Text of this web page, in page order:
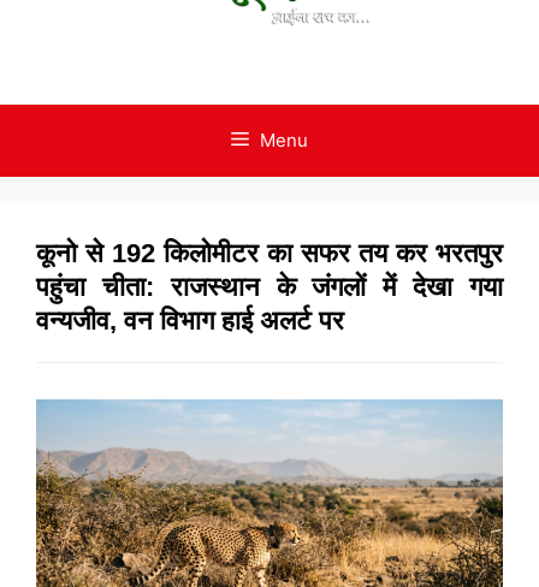
Menu
कूनो से 192 किलोमीटर का सफर तय कर भरतपुर
पहुंचा चीता: राजस्थान के जंगलों में देखा गया
वन्यजीव, वन विभाग हाई अलर्ट पर